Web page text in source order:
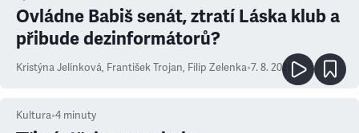
Ovládne Babiš senát, ztratí Láska klub a
přibude dezinformátorů?
Kristýna Jelínková, František Trojan, Filip Zelenka•7. 8. 2026
Kultura•4 minuty